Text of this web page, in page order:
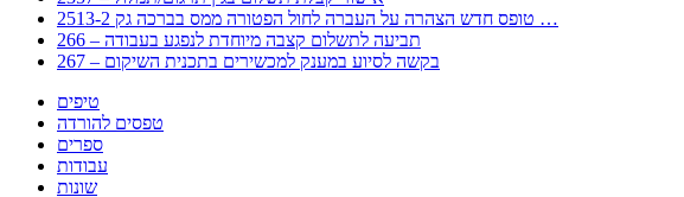
2513-2 טופס חדש הצהרה על העברה לחול הפטורה ממס בברכה גק …
266 – תביעה לתשלום קצבה מיוחדת לנפגע בעבודה
267 – בקשה לסיוע במענק למכשירים בתכנית השיקום
טיפים
טפסים להורדה
ספרים
עבודות
שונות